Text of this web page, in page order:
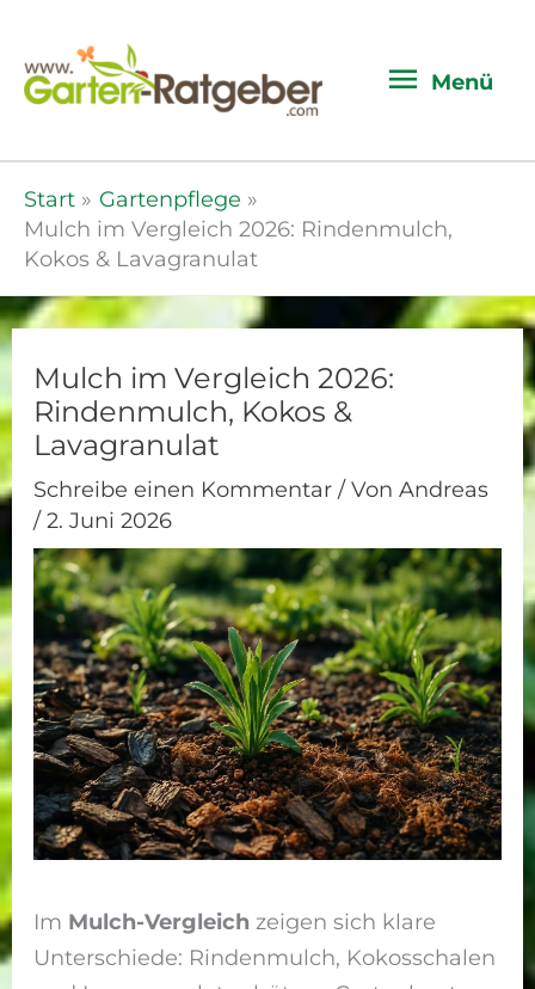
Menü
Start
Gartenpflege
Mulch im Vergleich 2026: Rindenmulch,
Kokos & Lavagranulat
Mulch im Vergleich 2026:
Rindenmulch, Kokos &
Lavagranulat
Schreibe einen Kommentar / VonAndreas
/2. Juni 2026
Im Mulch-Vergleich zeigen sich klare
Unterschiede: Rindenmulch, Kokosschalen